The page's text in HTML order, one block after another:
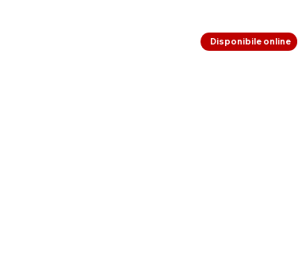
Disponibile online